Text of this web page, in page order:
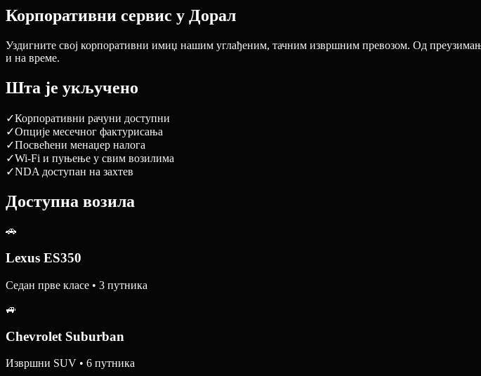
Корпоративни сервис у Дорал
Уздигните свој корпоративни имиџ нашим углађеним, тачним извршним превозом. Од
и на време.
Шта је укључено
✓Корпоративни рачуни доступни
✓Опције месечног фактурисања
✓Посвећени менаџер налога
✓Wi-Fi и пуњење у свим возилима
✓NDA доступан на захтев
Доступна возила
🚗
Lexus ES350
Седан прве класе • 3 путника
🚙
Chevrolet Suburban
Извршни SUV • 6 путника